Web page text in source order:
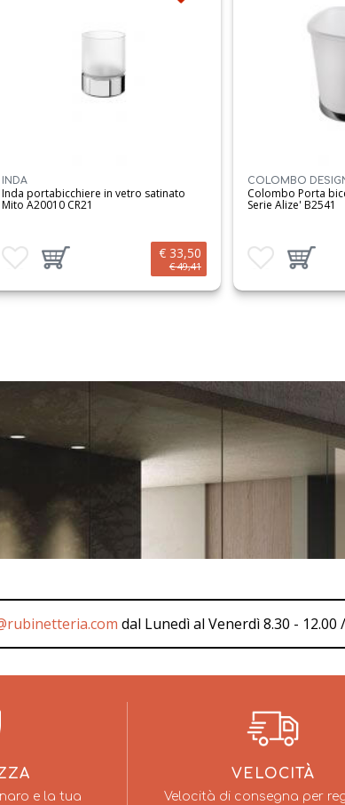
INDA
Inda portabicchiere in vetro satinato
Mito A20010 CR21
Aggiungi ai preferitiAggiungi prodotto al carrello € 33,50
€ 49,41
COLOMBO
Colombo Porta
Serie Alize' B2541
Aggiungi ai preferiti
Aggiungi
dal Lunedì al Venerdì 8.30 - 12.00
e la tua
VELOCITÀ
Velocità di consegna per